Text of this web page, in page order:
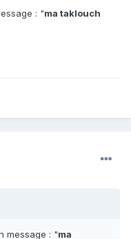
: "ma taklouch
message : "ma